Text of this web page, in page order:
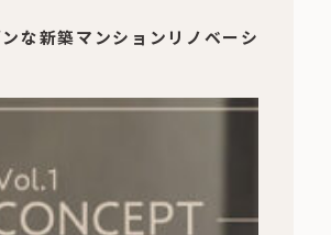
な新築マンションリノベーシ